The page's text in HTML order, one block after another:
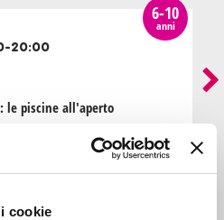
cookie
6-10
anni
20:00
le piscine all'aperto